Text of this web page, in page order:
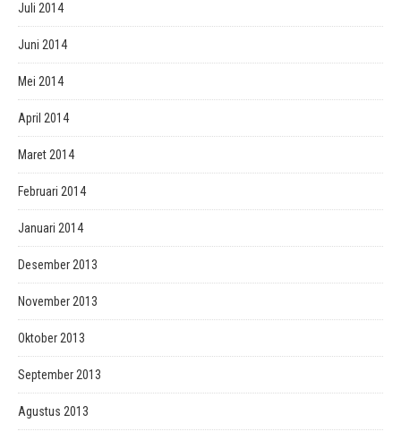
Juli 2014
Juni 2014
Mei 2014
April 2014
Maret 2014
Februari 2014
Januari 2014
Desember 2013
November 2013
Oktober 2013
September 2013
Agustus 2013